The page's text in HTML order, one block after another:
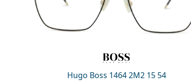
Hugo Boss 1464 2M2 15 54